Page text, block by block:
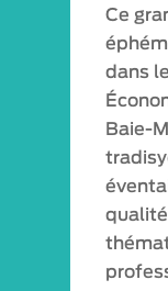
Ce
dans
Baie-